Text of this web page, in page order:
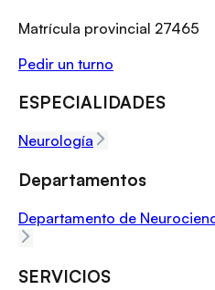
Matrícula provincial 27465
Pedir un turno
ESPECIALIDADES
Neurología
Departamentos
Departamento de
SERVICIOS